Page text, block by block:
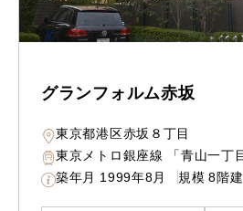
グランフォルム赤坂
東京都港区赤坂８丁目
東京メトロ銀座線 「青山一丁
築年月 1999年8月 規模 8階